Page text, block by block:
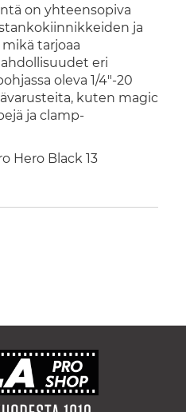
on yhteensopiva
ja
tarjoaa
eri
oleva 1/4"-20
kuten magic
ja clamp-
Hero Black 13